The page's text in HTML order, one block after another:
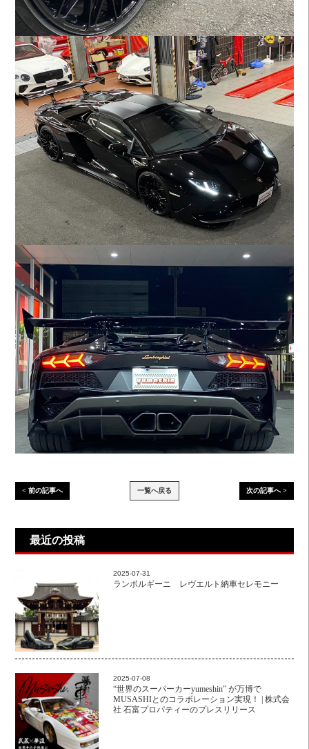
< 前の記事へ 一覧へ戻る 次の記事へ >
最近の投稿
2025-07-31
ランボルギーニ レヴエルト納車セレモニー
2025-07-08
“世界のスーパーカーyumeshin” が万博で
MUSASHIとのコラボレーション実現！ | 株式会
社 石富プロパティーのプレスリリース